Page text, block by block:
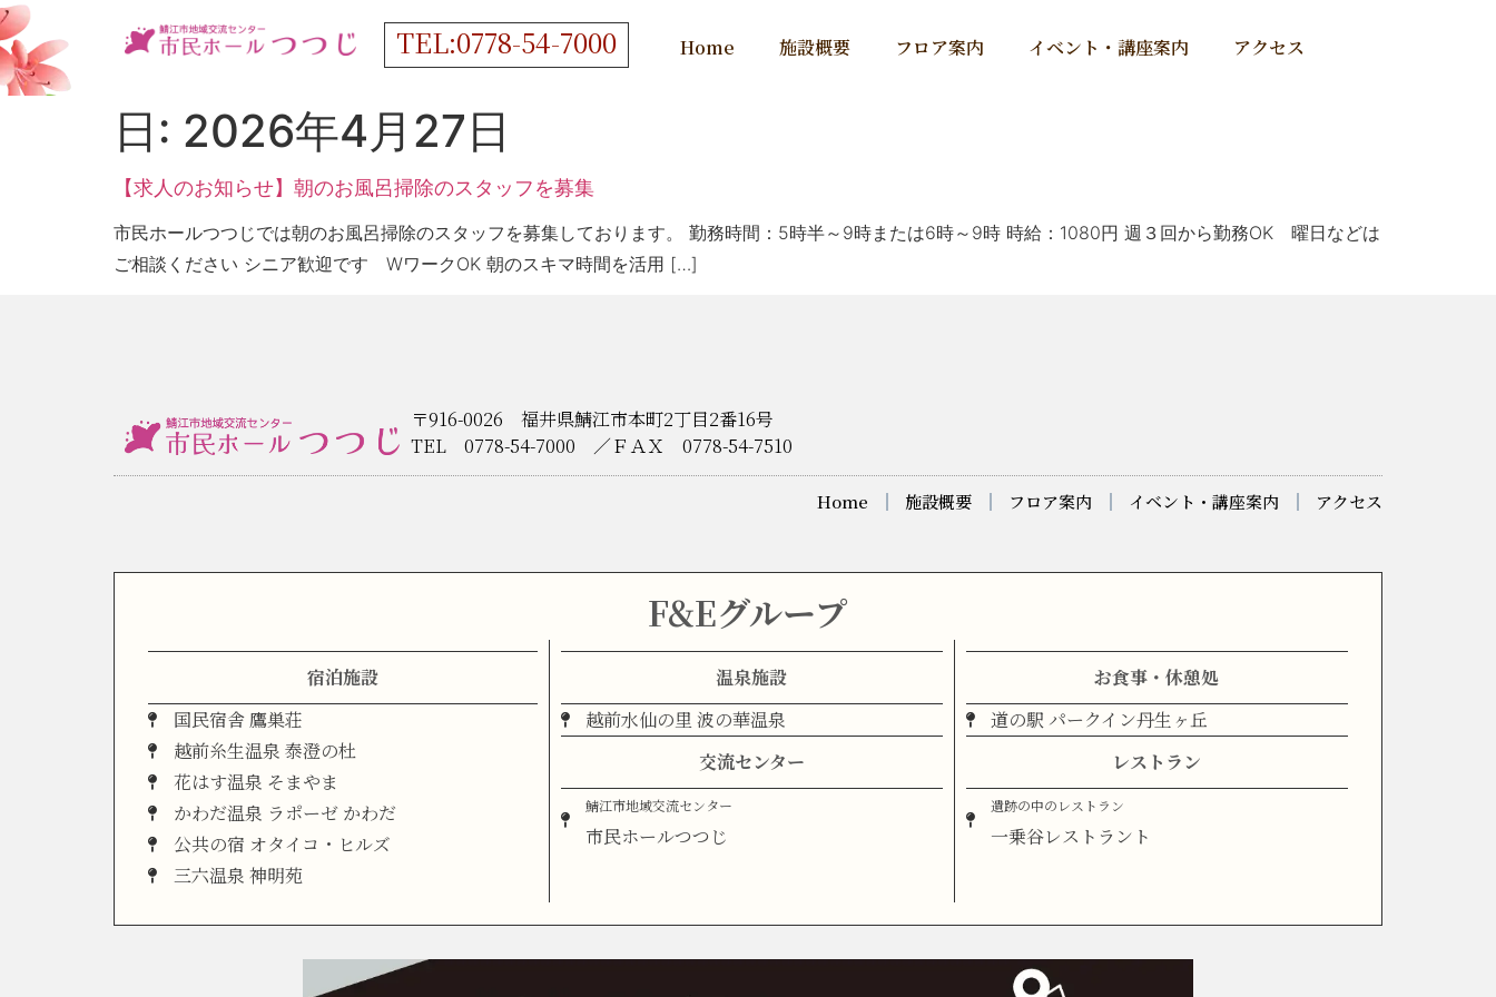
TEL:0778-54-7000 Home 施設概要 フロア案内 イベント・講座案内 アクセス
日: 2026年4月27日
【求人のお知らせ】朝のお風呂掃除のスタッフを募集
市民ホールつつじでは朝のお風呂掃除のスタッフを募集しております。 勤務時間：5時半～9時または6時～9時 時給：1080円 週３回から勤務OK 曜日などは
ご相談ください シニア歓迎です WワークOK 朝のスキマ時間を活用 […]
〒916-0026 福井県鯖江市本町2丁目2番16号
TEL 0778-54-7000 ／ＦＡＸ 0778-54-7510
Home 施設概要 フロア案内 イベント・講座案内 アクセス
F&Eグループ
宿泊施設
国民宿舎 鷹巣荘
越前糸生温泉 泰澄の杜
花はす温泉 そまやま
かわだ温泉 ラポーゼ かわだ
公共の宿 オタイコ・ヒルズ
三六温泉 神明苑
温泉施設
越前水仙の里 波の華温泉
交流センター
鯖江市地域交流センター
市民ホールつつじ
お食事・休憩処
道の駅 パークイン丹生ヶ丘
レストラン
遺跡の中のレストラン
一乗谷レストラント